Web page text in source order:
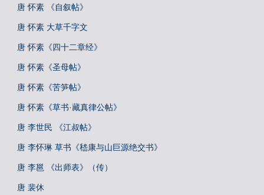
唐 怀素 《自叙帖》
唐 怀素 大草千字文
唐 怀素《四十二章经》
唐 怀素《圣母帖》
唐 怀素《苦笋帖》
唐 怀素《草书·藏真律公帖》
唐 李世民 《江叔帖》
唐 李怀琳 草书《嵇康与山巨源绝交书》
唐 李邕 《出师表》（传）
唐 裴休